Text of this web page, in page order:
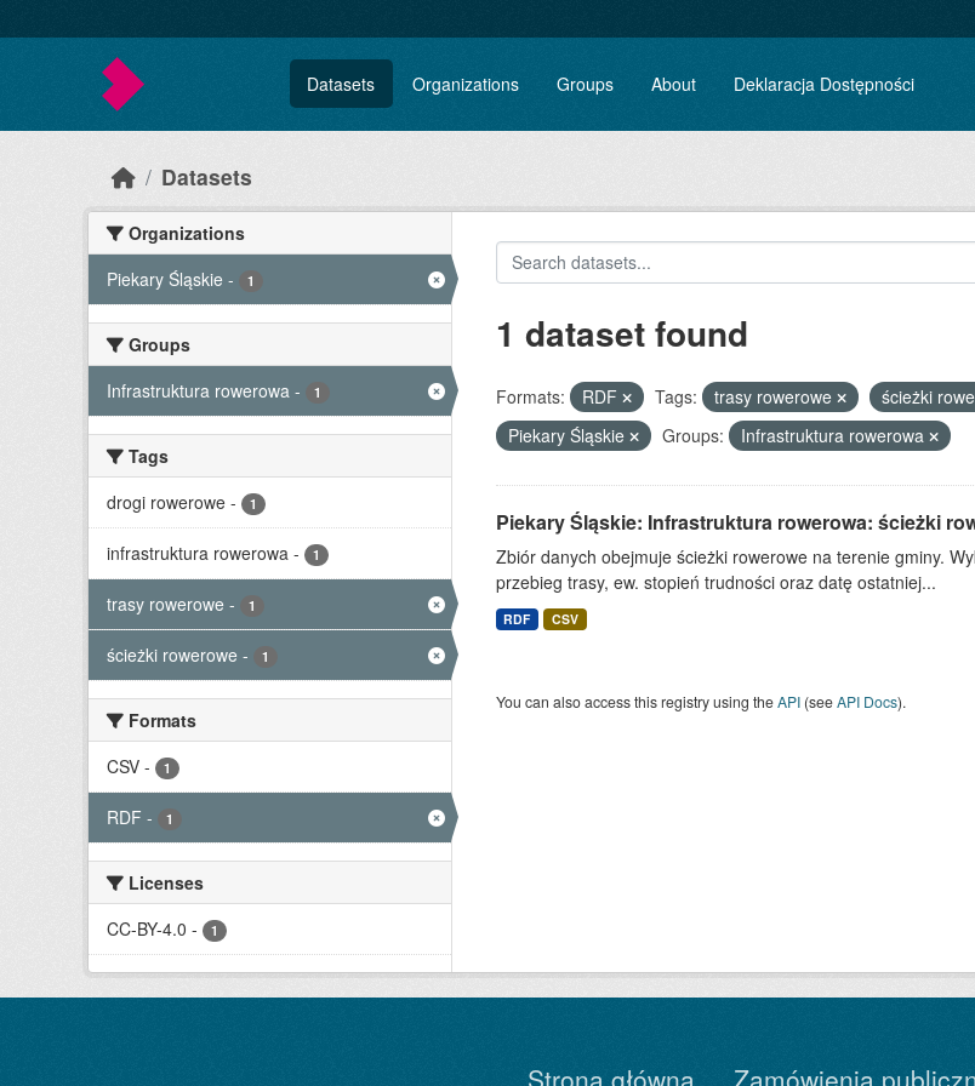
Datasets Organizations Groups About Deklaracja Dostępności
Datasets
Organizations
Piekary Śląskie - 1
Groups
Infrastruktura rowerowa - 1
Tags
drogi rowerowe - 1
infrastruktura rowerowa - 1
trasy rowerowe - 1
ścieżki rowerowe - 1
Formats
CSV - 1
RDF - 1
Licenses
CC-BY-4.0 - 1
1 dataset found
Formats: RDF Tags: trasy rowerowe ścieżki
Piekary Śląskie
Groups: Infrastruktura rowerowa
Piekary Śląskie: Infrastruktura rowerowa: ścieżki
Zbiór danych obejmuje ścieżki rowerowe na terenie gminy.
przebieg trasy, ew. stopień trudności oraz datę ostatniej...
RDF CSV
You can also access this registry using theAPI(seeAPI Docs).
Strona główna Zamówienia